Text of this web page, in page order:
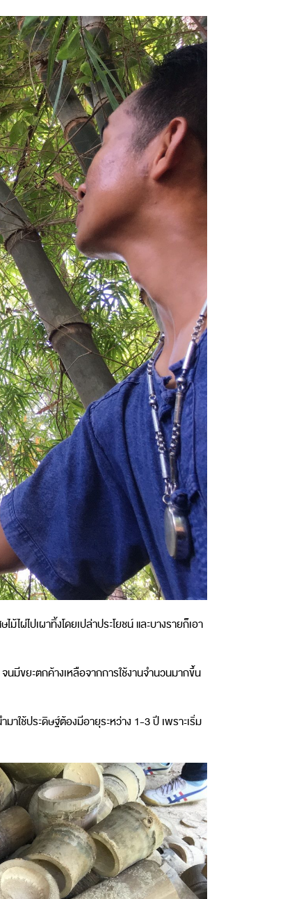
ผ่ไปเผาทิ้งโดยเปล่าประโยชน์ และบางรายก็เอา
มีขยะตกค้างเหลือจากการใช้งานจำนวนมากขึ้น
าใช้ประดิษฐ์ต้องมีอายุระหว่าง 1-3 ปี เพราะเริ่ม